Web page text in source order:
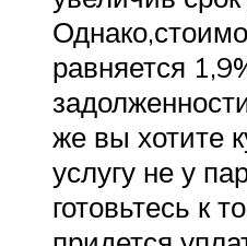
равняется
же вы хотите
услугу не у
готовьтесь к